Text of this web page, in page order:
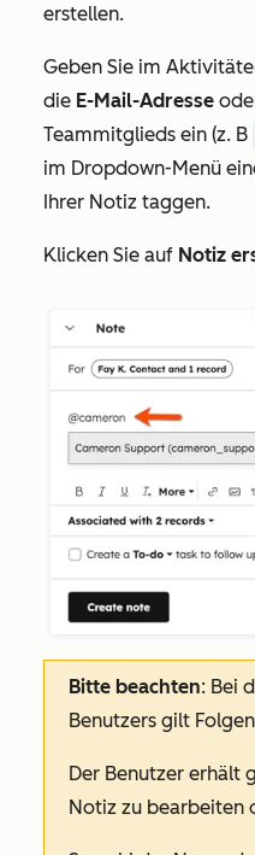
erstellen.
Geben Sie im
die E-Mail-Adresse
Teammitglieds ein (z. B
im Dropdown-Menü
Ihrer Notiz taggen.
Klicken Sie auf Notiz
Bitte beachten: Bei
Benutzers gilt
Der Benutzer erhält
Notiz zu bearbeiten